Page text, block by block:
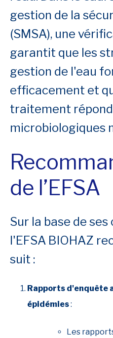
gestion de la
(SMSA), une
garantit que les
gestion de l'eau
efficacement et
traitement
microbiologiques
de l’EFSA
Sur la base de ses
l'EFSA BIOHAZ
suit :
Rapports d'enquête
épidémies:
Les